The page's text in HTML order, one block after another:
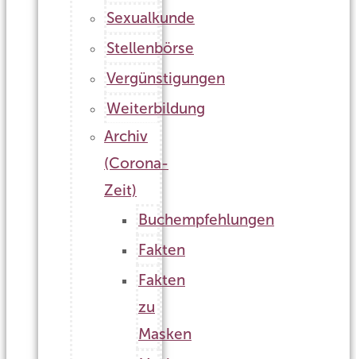
Sexualkunde
Stellenbörse
Vergünstigungen
Weiterbildung
Archiv
(Corona-
Zeit)
Buchempfehlungen
Fakten
Fakten
zu
Masken